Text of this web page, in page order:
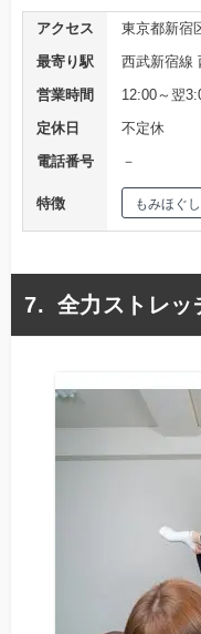
アクセス
東京都新宿
最寄り駅
西武新宿線
営業時間
12:00～翌
定休日
不定休
電話番号
－
特徴 もみほぐし
全力ストレッ